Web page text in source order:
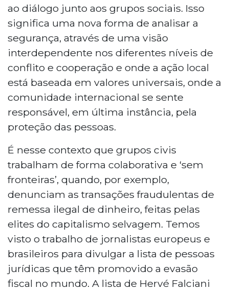
ao diálogo junto aos grupos sociais. Isso
significa uma nova forma de analisar a
segurança, através de uma visão
interdependente nos diferentes níveis de
conflito e cooperação e onde a ação local
está baseada em valores universais, onde a
comunidade internacional se sente
responsável, em última instância, pela
proteção das pessoas.
É nesse contexto que grupos civis
trabalham de forma colaborativa e ‘sem
fronteiras’, quando, por exemplo,
denunciam as transações fraudulentas de
remessa ilegal de dinheiro, feitas pelas
elites do capitalismo selvagem. Temos
visto o trabalho de jornalistas europeus e
brasileiros para divulgar a lista de pessoas
jurídicas que têm promovido a evasão
fiscal no mundo. A lista de Hervé Falciani